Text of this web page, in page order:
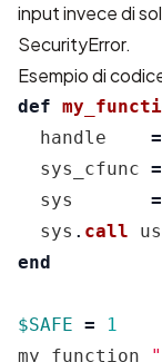
input invece di
SecurityError.
Esempio di
def
handle
=
sys_cfunc =
sys
=
sys . call
end
$SAFE =
1
my_function